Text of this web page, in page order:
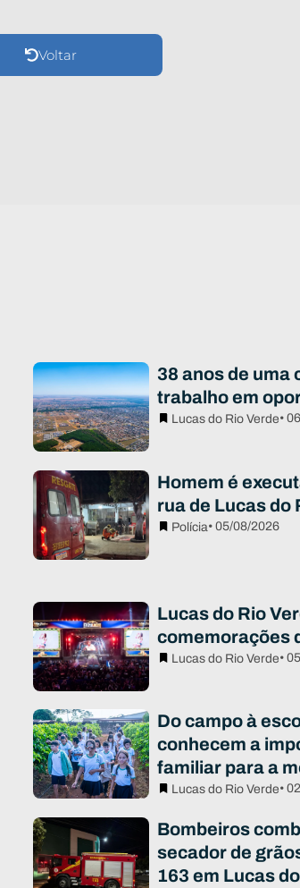
Voltar
38 anos de uma
trabalho em
Lucas do Rio Verde•
Homem é
rua de Lucas do
Polícia• 05/08/2026
Lucas do Rio
comemorações
Lucas do Rio Verde•
Do campo à
conhecem a
familiar para a
Lucas do Rio Verde•
Bombeiros
secador de
163 em Lucas